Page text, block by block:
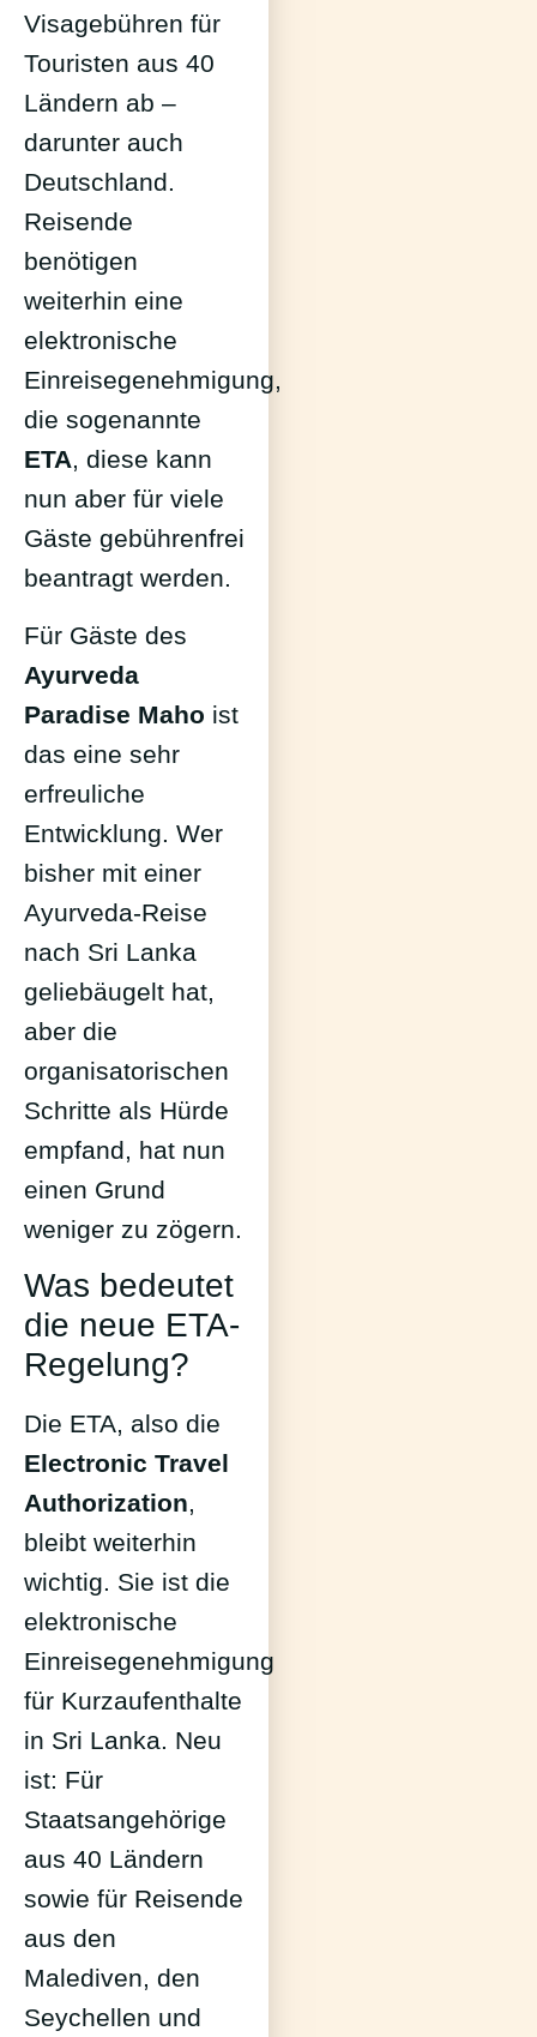
Visagebühren für
Touristen aus 40
Ländern ab –
darunter auch
Deutschland.
Reisende
benötigen
weiterhin eine
elektronische
Einreisegenehmigung,
die sogenannte
ETA, diese kann
nun aber für viele
Gäste gebührenfrei
beantragt werden.
Für Gäste des
Ayurveda
Paradise Maho ist
das eine sehr
erfreuliche
Entwicklung. Wer
bisher mit einer
Ayurveda-Reise
nach Sri Lanka
geliebäugelt hat,
aber die
organisatorischen
Schritte als Hürde
empfand, hat nun
einen Grund
weniger zu zögern.
Was bedeutet
die neue ETA-
Regelung?
Die ETA, also die
Electronic Travel
Authorization,
bleibt weiterhin
wichtig. Sie ist die
elektronische
Einreisegenehmigung
für Kurzaufenthalte
in Sri Lanka. Neu
ist: Für
Staatsangehörige
aus 40 Ländern
sowie für Reisende
aus den
Malediven, den
Seychellen und